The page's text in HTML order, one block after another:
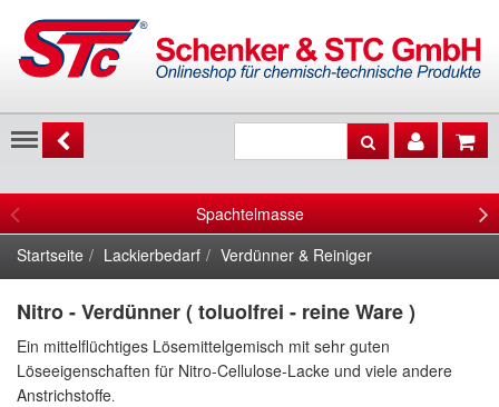
Menu
Spachtelmasse
Startseite
Lackierbedarf Verdünner & Reiniger
Nitro - Verdünner ( toluolfrei - reine Ware )
Ein mittelflüchtiges Lösemittelgemisch mit sehr guten
Löseeigenschaften für Nitro-Cellulose-Lacke und viele andere
Anstrichstoffe.